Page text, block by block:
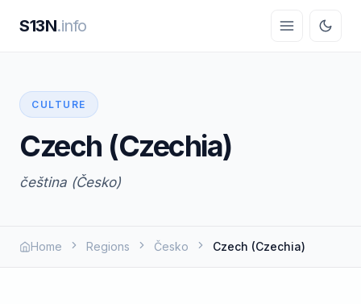
S13N.info
CULTURE
Czech (Czechia)
čeština (Česko)
Home Regions Česko Czech (Czechia)